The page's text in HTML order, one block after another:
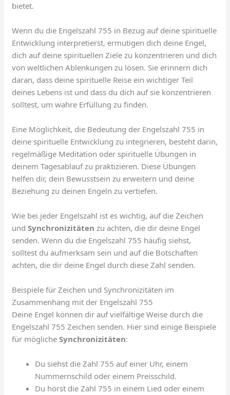
bietet.
Wenn du die Engelszahl 755 in Bezug auf deine spirituelle
Entwicklung interpretierst, ermutigen dich deine Engel,
dich auf deine spirituellen Ziele zu konzentrieren und dich
von weltlichen Ablenkungen zu lösen. Sie erinnern dich
daran, dass deine spirituelle Reise ein wichtiger Teil
deines Lebens ist und dass du dich auf sie konzentrieren
solltest, um wahre Erfüllung zu finden.
Eine Möglichkeit, die Bedeutung der Engelszahl 755 in
deine spirituelle Entwicklung zu integrieren, besteht darin,
regelmäßige Meditation oder spirituelle Übungen in
deinem Tagesablauf zu praktizieren. Diese Übungen
helfen dir, dein Bewusstsein zu erweitern und deine
Beziehung zu deinen Engeln zu vertiefen.
Wie bei jeder Engelszahl ist es wichtig, auf die Zeichen
undSynchronizitäten zu achten, die dir deine Engel
senden. Wenn du die Engelszahl 755 häufig siehst,
solltest du aufmerksam sein und auf die Botschaften
achten, die dir deine Engel durch diese Zahl senden.
Beispiele für Zeichen und Synchronizitäten im
Zusammenhang mit der Engelszahl 755
Deine Engel können dir auf vielfältige Weise durch die
Engelszahl 755 Zeichen senden. Hier sind einige Beispiele
für möglicheSynchronizitäten:
Du siehst die Zahl 755 auf einer Uhr, einem
Nummernschild oder einem Preisschild.
Du hörst die Zahl 755 in einem Lied oder einem